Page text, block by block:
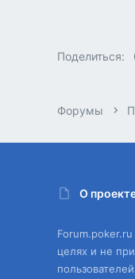
Поделиться:
Форумы
О
целях и не